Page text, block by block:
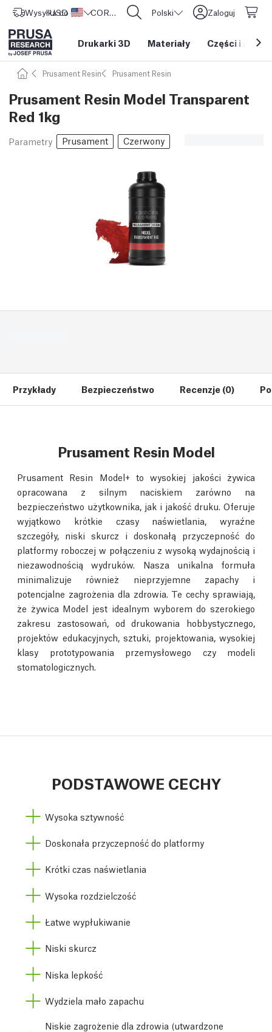
Wysyłka do Stany Zjednoczone
USD ($) CORE One L: Już w sprzedaży! Polski Zaloguj
Drukarki 3D Materiały Części i
Prusament Resin Prusament Resin
Prusament Resin Model Transparent
Red 1kg
Parametry Prusament Czerwony
Przykłady Bezpieczeństwo Recenzje (0)
Prusament Resin Model
Prusament Resin Model+ to wysokiej jakości żywica
opracowana z silnym naciskiem zarówno na
bezpieczeństwo użytkownika, jak i jakość druku. Oferuje
wyjątkowo krótkie czasy naświetlania, wyraźne
szczegóły, niski skurcz i doskonałą przyczepność do
platformy roboczej w połączeniu z wysoką wydajnością i
niezawodnością wydruków. Nasza unikalna formuła
minimalizuje również nieprzyjemne zapachy i
potencjalne zagrożenia dla zdrowia. Te cechy sprawiają,
że żywica Model jest idealnym wyborem do szerokiego
zakresu zastosowań, od drukowania hobbystycznego,
projektów edukacyjnych, sztuki, projektowania, wysokiej
klasy prototypowania przemysłowego czy modeli
stomatologicznych.
PODSTAWOWE CECHY
Wysoka sztywność
Doskonała przyczepność do platformy
Krótki czas naświetlania
Wysoka rozdzielczość
Łatwe wypłukiwanie
Niski skurcz
Niska lepkość
Wydziela mało zapachu
Niskie zagrożenie dla zdrowia (utwardzone